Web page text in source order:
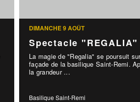
DIMANCHE 9 AOÛT
Spectacle "REGALIA"
La magie de "Regalia" se poursuit
façade de la basilique Saint-Remi.
la grandeur ...
Basilique Saint-Remi